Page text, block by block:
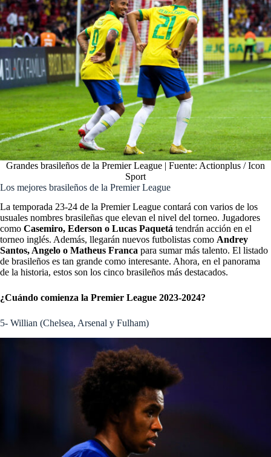
Grandes brasileños de la Premier League | Fuente: Actionplus / Icon
Sport
Los mejores brasileños de la Premier League
La temporada 23-24 de la Premier League contará con varios de los
usuales nombres brasileñas que elevan el nivel del torneo. Jugadores
como Casemiro, Ederson o Lucas Paquetá tendrán acción en el
torneo inglés. Además, llegarán nuevos futbolistas como Andrey
Santos, Angelo o Matheus Franca para sumar más talento. El listado
de brasileños es tan grande como interesante. Ahora, en el panorama
de la historia, estos son los cinco brasileños más destacados.
¿Cuándo comienza la Premier League 2023-2024?
5- Willian (Chelsea, Arsenal y Fulham)